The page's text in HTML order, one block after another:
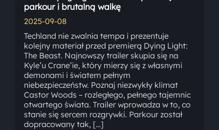
parkour i brutalną walkę
2025-09-08
Techland nie zwalnia tempa i prezentuje
kolejny materiał przed premierą Dying Light:
The Beast. Najnowszy trailer skupia się na
Kyle’u Crane’ie, który mierzy się z własnymi
demonami i światem pełnym
niebezpieczeństw. Poznaj niezwykły klimat
Castor Woods – rozległego, pełnego tajemnic
otwartego świata. Trailer wprowadza w to, co
stanie się sercem rozgrywki. Parkour został
dopracowany tak, […]